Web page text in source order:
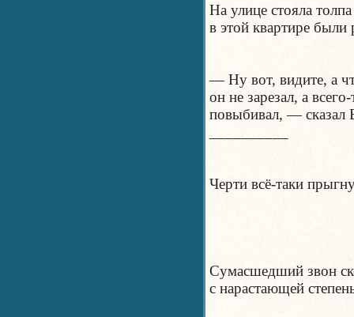
На улице стояла
в этой квартире были
— Ну вот, видите, а
он не зарезал, а
повыбивал, — сказал
Черти всё-таки
Сумасшедший звон
с нарастающей